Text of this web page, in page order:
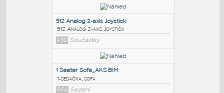
PODOBNÉ BLOKY: